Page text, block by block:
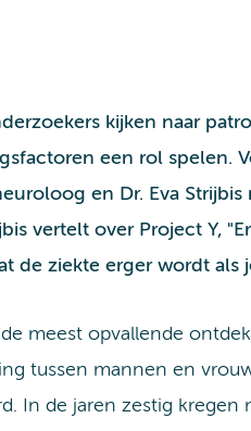
kijken naar
een rol spelen.
en Dr. Eva
vertelt over Project Y,
de ziekte erger wordt als
de meest opvallende
tussen mannen en
In de jaren zestig kregen